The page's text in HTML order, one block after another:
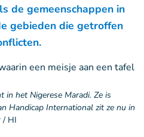
de gemeenschappen in
gebieden die getroffen
het Nigerese Maradi. Ze is
Handicap International zit ze nu in
/ HI